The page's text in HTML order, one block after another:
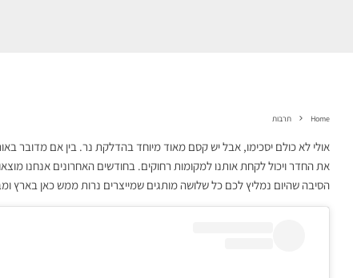
Home תרבות
אולי לא כולם יסכימו, אבל יש קסם מאוד מיוחד בהדלקת נר. בין אם מדובר
את החדר ויכול לקחת אותנו למקומות רחוקים. בחודשים האחרונים אנחנו
הסיבה שהיום נמליץ לכם כל שלושה מותגים שמייצרים נרות ממש כאן בארץ